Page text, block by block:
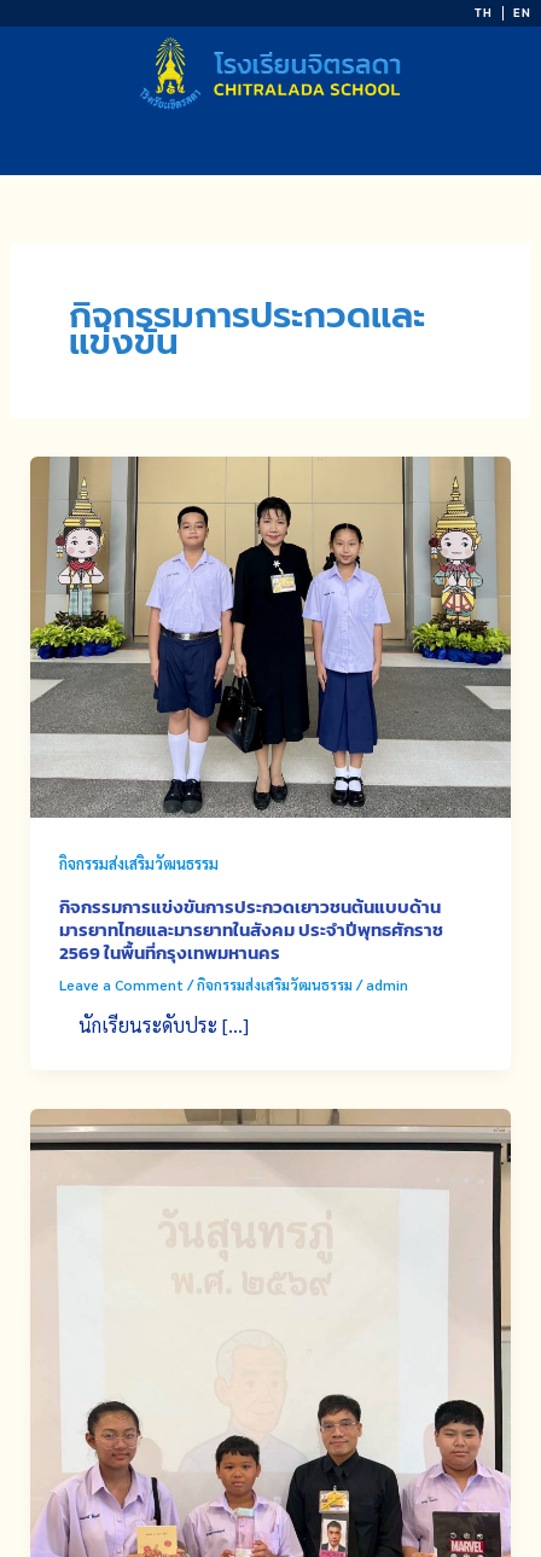
TH EN
กิจกรรมการประกวดและ
แข่งขัน
กิจกรรมส่งเสริมวัฒนธรรม
กิจกรรมการแข่งขันการประกวดเยาวชนต้นแบบด้าน
มารยาทไทยและมารยาทในสังคม ประจำปีพุทธศักราช
2569 ในพื้นที่กรุงเทพมหานคร
Leave a Comment /กิจกรรมส่งเสริมวัฒนธรรม /admin
นักเรียนระดับประ […]